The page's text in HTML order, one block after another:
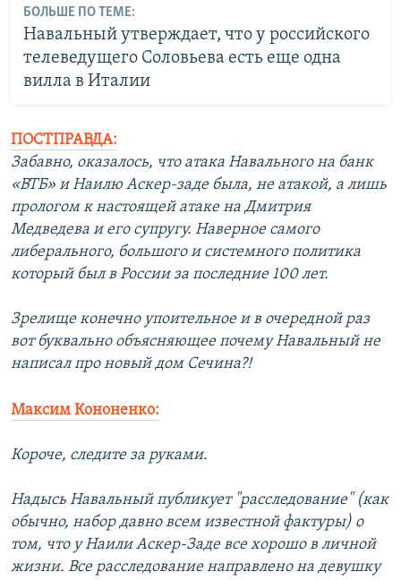
БОЛЬШЕ ПО ТЕМЕ:
Навальный утверждает, что у российского
телеведущего Соловьева есть еще одна
вилла в Италии
ПОСТПРАВДА:
Забавно, оказалось, что атака Навального на банк
«ВТБ» и Наилю Аскер-заде была, не атакой, а лишь
прологом к настоящей атаке на Дмитрия
Медведева и его супругу. Наверное самого
либерального, большого и системного политика
который был в России за последние 100 лет.
Зрелище конечно упоительное и в очередной раз
вот буквально объясняющее почему Навальный не
написал про новый дом Сечина?!
Максим Кононенко:
Короче, следите за руками.
Надысь Навальный публикует "расследование" (как
обычно, набор давно всем известной фактуры) о
том, что у Наили Аскер-Заде все хорошо в личной
жизни. Все расследование направлено на девушку